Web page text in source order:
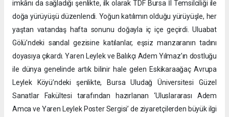
imkânı da sağladığı şenlikte, ilk olarak TDF Bursa İl Temsilciliği ile
doğa yürüyüşü düzenlendi. Yoğun katılımın olduğu yürüyüşle, her
yaştan vatandaş hafta sonunu doğayla iç içe geçirdi. Uluabat
Gölü’ndeki sandal gezisine katılanlar, eşsiz manzaranın tadını
doyasıya çıkardı. Yaren Leylek ve Balıkçı Adem Yılmaz’ın dostluğu
ile dünya genelinde artık bilinir hale gelen Eskikaraağaç Avrupa
Leylek Köyü’ndeki şenlikte, Bursa Uludağ Üniversitesi Güzel
Sanatlar Fakültesi tarafından hazırlanan ‘Uluslararası Adem
Amca ve Yaren Leylek Poster Sergisi’ de ziyaretçilerden büyük ilgi